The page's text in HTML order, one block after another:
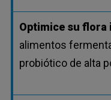
Optimice su flora
alimentos
probiótico de alta